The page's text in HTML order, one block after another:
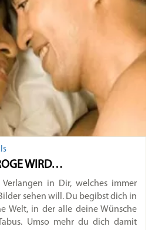
WIRD…
in Dir, welches immer
sehen will. Du begibst dich in
Welt, in der alle deine Wünsche
Umso mehr du dich damit